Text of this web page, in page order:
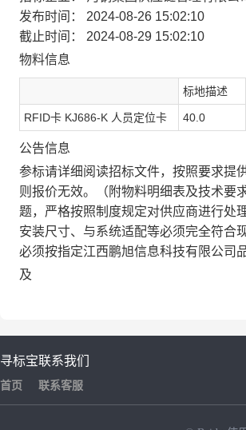
发布时间： 2024-08-26 15:02:10
截止时间： 2024-08-29 15:02:10
物料信息
标地描述
RFID卡 KJ686-K 人员定位卡 40.0
公告信息
参标请详细阅读招标文件，按照要求提
则报价无效。（附物料明细表及技术要
题，严格按照制度规定对供应商进行处
安装尺寸、与系统适配等必须完全符合
必须按指定江西鹏旭信息科技有限公司
及
寻标宝
首页
联系我们
联系客服